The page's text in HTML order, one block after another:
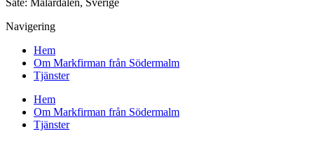
Navigering
Hem
Om Markfirman från Södermalm
Tjänster
Hem
Om Markfirman från Södermalm
Tjänster